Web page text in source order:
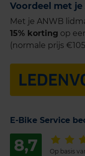
Voordeel met je
Met je ANWB
15% korting op
(normale prijs
E-Bike Service
8,7 Op basis